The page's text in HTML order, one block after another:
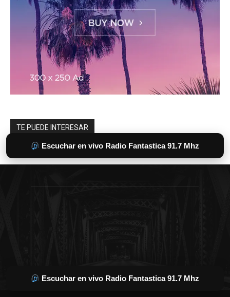
Escuchar en vivo Radio Fantastica 91.7 Mhz